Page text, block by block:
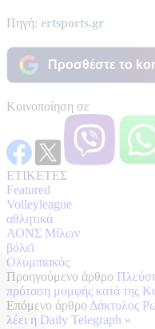
Πηγή: ertsports.gr
Προσθέστε το
Κοινοποίηση σε
ΕΤΙΚΕΤΕΣ
Featured
Volleyleague
αθλητικά
ΑΟΝΣ Μίλων
βόλεϊ
Ολύμπιακός
Προηγούμενο άρθρο
πρόταση μομφής κατά της
Επόμενο άρθρο Δάκτυλος
λέει η Daily Telegraph »